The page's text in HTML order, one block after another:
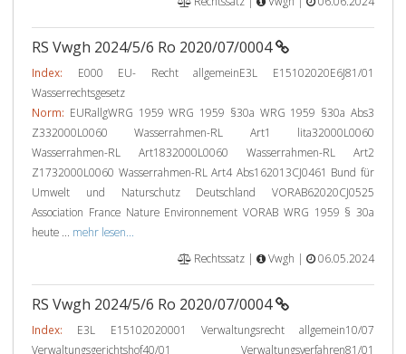
RS Vwgh 2024/5/6 Ro 2020/07/0004
Index: E000 EU- Recht allgemeinE3L E15102020E6J81/01
Wasserrechtsgesetz
Norm: EURallgWRG 1959 WRG 1959 §30a WRG 1959 §30a Abs3
Z332000L0060 Wasserrahmen-RL Art1 lita32000L0060
Wasserrahmen-RL Art1832000L0060 Wasserrahmen-RL Art2
Z1732000L0060 Wasserrahmen-RL Art4 Abs162013CJ0461 Bund für
Umwelt und Naturschutz Deutschland VORAB62020CJ0525
Association France Nature Environnement VORAB WRG 1959 § 30a
heute ... mehr lesen...
Rechtssatz |
Vwgh | 06.05.2024
RS Vwgh 2024/5/6 Ro 2020/07/0004
Index: E3L E15102020001 Verwaltungsrecht allgemein10/07
Verwaltungsgerichtshof40/01 Verwaltungsverfahren81/01